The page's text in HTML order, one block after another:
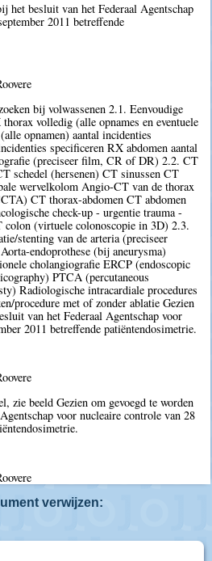
het besluit van het Federaal Agentschap
2011 betreffende
bij volwassenen 2.1. Eenvoudige
volledig (alle opnames en eventuele
opnamen) aantal incidenties
specificeren RX abdomen aantal
(preciseer film, CR of DR) 2.2. CT
schedel (hersenen) CT sinussen CT
wervelkolom Angio-CT van de thorax
CT thorax-abdomen CT abdomen
check-up - urgentie trauma -
colon (virtuele colonoscopie in 3D) 2.3.
stenting van de arteria (preciseer
endoprothese (bij aneurysma)
cholangiografie ERCP (endoscopic
PTCA (percutaneous
Radiologische intracardiale procedures
procedure met of zonder ablatie Gezien
van het Federaal Agentschap voor
2011 betreffende patiëntendosimetrie.
zie beeld Gezien om gevoegd te worden
voor nucleaire controle van 28
verwijzen: